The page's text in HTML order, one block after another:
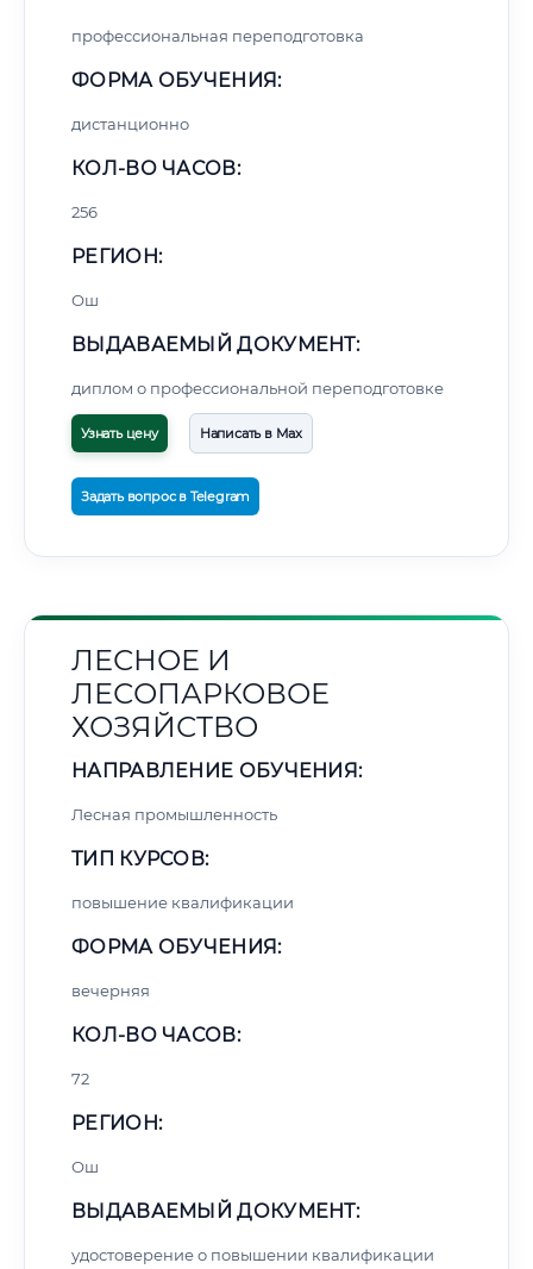
профессиональная переподготовка
ФОРМА ОБУЧЕНИЯ:
дистанционно
КОЛ-ВО ЧАСОВ:
256
РЕГИОН:
Ош
ВЫДАВАЕМЫЙ ДОКУМЕНТ:
диплом о профессиональной переподготовке
Узнать цену Написать в Max
Задать вопрос в Telegram
ЛЕСНОЕ И
ЛЕСОПАРКОВОЕ
ХОЗЯЙСТВО
НАПРАВЛЕНИЕ ОБУЧЕНИЯ:
Лесная промышленность
ТИП КУРСОВ:
повышение квалификации
ФОРМА ОБУЧЕНИЯ:
вечерняя
КОЛ-ВО ЧАСОВ:
72
РЕГИОН:
Ош
ВЫДАВАЕМЫЙ ДОКУМЕНТ:
удостоверение о повышении квалификации